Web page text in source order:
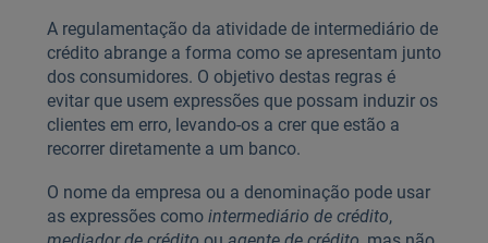
A regulamentação da atividade de intermediário de
crédito abrange a forma como se apresentam junto
dos consumidores. O objetivo destas regras é
evitar que usem expressões que possam induzir os
clientes em erro, levando-os a crer que estão a
recorrer diretamente a um banco.
O nome da empresa ou a denominação pode usar
as expressões como intermediário de crédito,